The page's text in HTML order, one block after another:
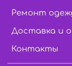
Ремонт
Доставка и
Контакты